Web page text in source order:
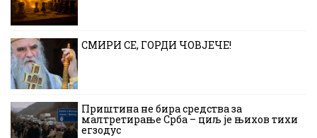
СМИРИ СЕ, ГОРДИ ЧОВЈЕЧЕ!
Приштина не бира средства за
малтретирање Срба – циљ је њихов тихи
егзодус